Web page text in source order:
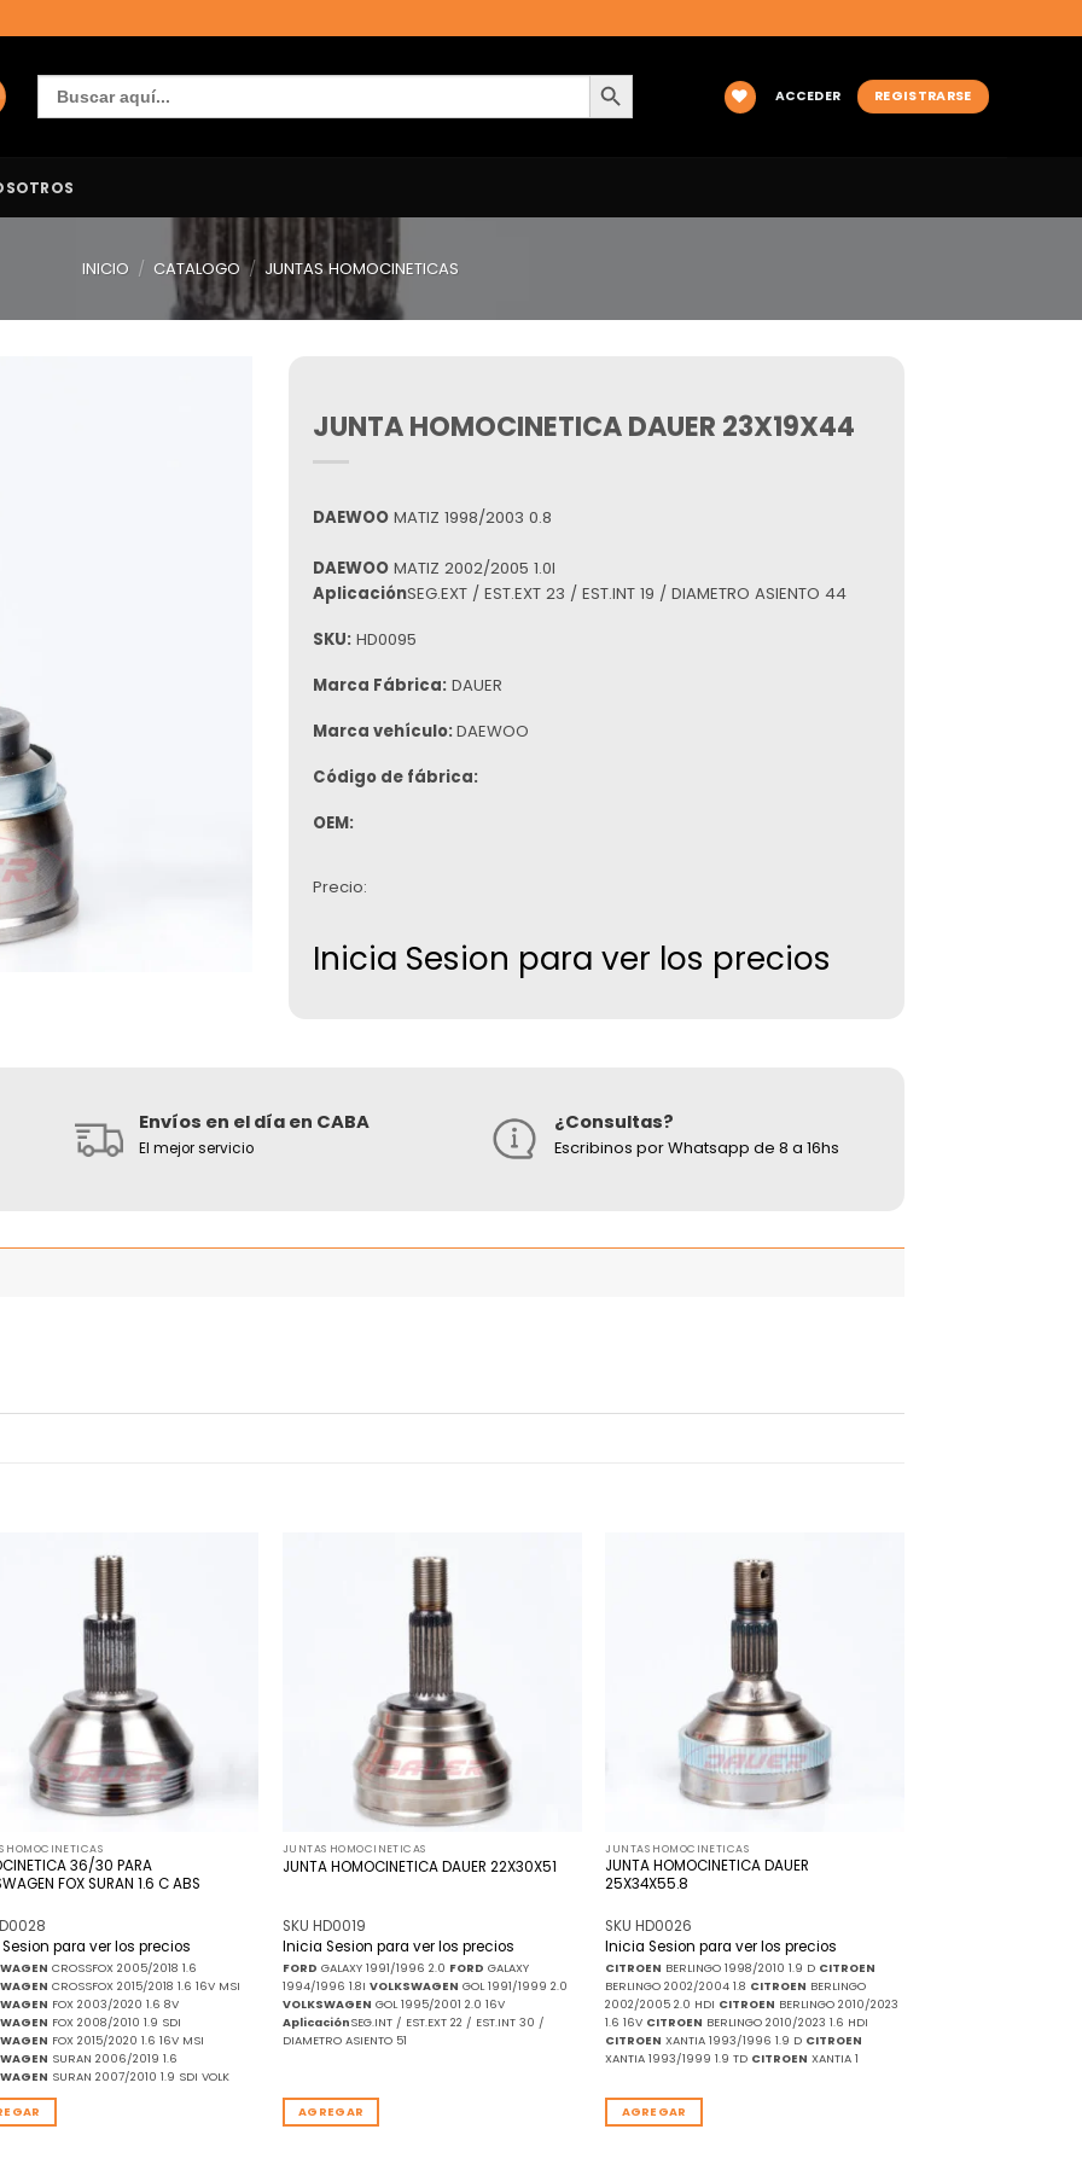
Buscar:
BOTÓN DE BÚSQUEDA
ACCEDER
REGISTRARSE
INICIO / CATALOGO / JUNTAS HOMOCINETICAS
JUNTA HOMOCINETICA DAUER 23X19X44
DAEWOO MATIZ 1998/2003 0.8
DAEWOO MATIZ 2002/2005 1.0I
AplicaciónSEG.EXT / EST.EXT 23 / EST.INT 19 / DIAMETRO ASIENTO 44
SKU: HD0095
Marca Fábrica: DAUER
Marca vehículo: DAEWOO
Código de fábrica:
OEM:
Precio:
Inicia Sesion para ver los precios
Envíos en el día en CABA
El mejor servicio
¿Consultas?
Escribinos por Whatsapp de 8 a 16hs
HOMOCINETICAS
36/30 PARA
FOX SURAN 1.6 C ABS
para ver los precios
CROSSFOX 2005/2018 1.6
CROSSFOX 2015/2018 1.6 16V MSI
FOX 2003/2020 1.6 8V
FOX 2008/2010 1.9 SDI
FOX 2015/2020 1.6 16V MSI
SURAN 2006/2019 1.6
SURAN 2007/2010 1.9 SDI VOLK
JUNTAS HOMOCINETICAS
JUNTA HOMOCINETICA DAUER 22X30X51
SKU HD0019
Inicia Sesion para ver los precios
FORD GALAXY 1991/1996 2.0 FORD GALAXY
1994/1996 1.8I VOLKSWAGEN GOL 1991/1999 2.0
VOLKSWAGEN GOL 1995/2001 2.0 16V
AplicaciónSEG.INT / EST.EXT 22 / EST.INT 30 /
DIAMETRO ASIENTO 51
AGREGAR
JUNTAS HOMOCINETICAS
JUNTA HOMOCINETICA DAUER
25X34X55.8
SKU HD0026
Inicia Sesion para ver los precios
CITROEN BERLINGO 1998/2010 1.9 D CITROEN
BERLINGO 2002/2004 1.8 CITROEN BERLINGO
2002/2005 2.0 HDI CITROEN BERLINGO 2010/2023
1.6 16V CITROEN BERLINGO 2010/2023 1.6 HDI
CITROEN XANTIA 1993/1996 1.9 D CITROEN
XANTIA 1993/1999 1.9 TD CITROEN XANTIA 1
AGREGAR